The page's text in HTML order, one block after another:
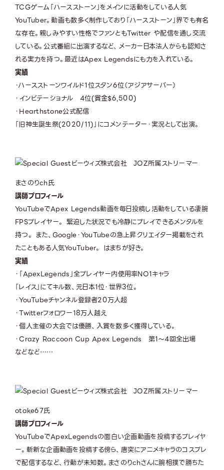
TCGゲーム「ハースストーン」をメインに活動をしている人気
YouTuber。動画も数多く制作しており「ハースストーン」界でも有名
な存在。親しみやすい性格でファンともTwitter や配信を通し交流
している。公式番組に出演するなど、メーカー日本法人からも認知さ
れる実力を持つ。最近はApex Legendsにも力を入れている。
実績
・ハースストーンワイルド1位スタン6位（アジアサーバー）
・インビテーショナル 4位(賞金$6,500)
・Hearthstone公式配信
「旧神生誕生祭(2020/11)」にコメンテーター・実況として出演。
ビーウィズ株式会社 JOZ所属ストリーマー
まさのりch氏
講師プロフィール
YouTubeでApex Legends動画を毎日投稿し活動をしている凄腕
FPSプレイヤー。 緊迫した状況でも冷静にプレイできるメンタルを
持つ。 また、Google・YouTubeの急上昇クリエイター掲載をされ
たこともある人気YouTuber。 はまちが好き。
実績
・「ApexLegends」全プレイヤー内使用率NO1キャラ
「レイス」にてキル数、元日本1位・世界3位。
・YouTubeチャンネル登録者20万人超
・Twitterフォロワー18万人越え
・個人主催の大会では優勝、入賞を数多く獲得している。
・Crazy Raccoon Cup Apex Legends 第1～4回全出場
などなど……
ビーウィズ株式会社 JOZ所属ストリーマー
otake67氏
講師プロフィール
YouTubeでApexLegendsの面白い企画動画を投稿するプレイヤ
ー。斬新な企画動画を投稿する傍ら、唐突にアニメキャラのコスプレ
で配信するなど、行動が未知数。まさのりchさんに腕相撲で勝ちた